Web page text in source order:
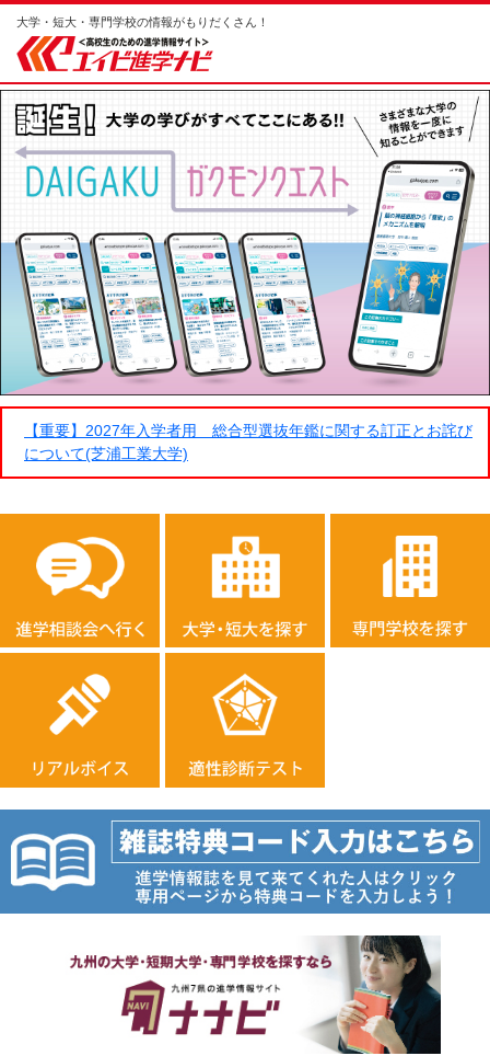
大学・短大・専門学校の情報がもりだくさん！
【重要】2027年入学者用 総合型選抜年鑑に関する訂正とお詫び
について(芝浦工業大学)